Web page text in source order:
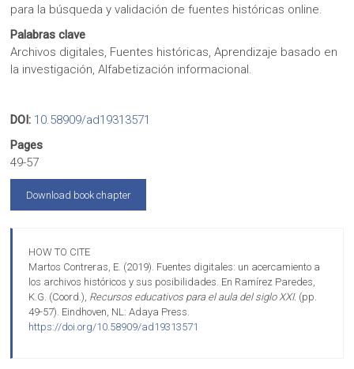
para la búsqueda y validación de fuentes históricas online.
Palabras clave
Archivos digitales, Fuentes históricas, Aprendizaje basado en
la investigación, Alfabetización informacional.
DOI: 10.58909/ad19313571
Pages
49-57
Download book chapter
HOW TO CITE
Martos Contreras, E. (2019). Fuentes digitales: un acercamiento a
los archivos históricos y sus posibilidades. En Ramírez Paredes,
K.G. (Coord.), Recursos educativos para el aula del siglo XXI. (pp.
49-57). Eindhoven, NL: Adaya Press.
https://doi.org/10.58909/ad19313571